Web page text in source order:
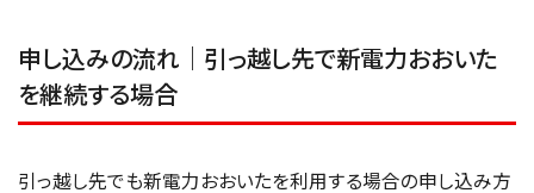
申し込みの流れ｜引っ越し先で新電力おおいた
を継続する場合
引っ越し先でも新電力おおいたを利用する場合の申し込み方